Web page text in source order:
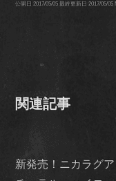
公開日2017/05/05 最終更新日2017/05/05
関連記事
新発売！ニカラグ